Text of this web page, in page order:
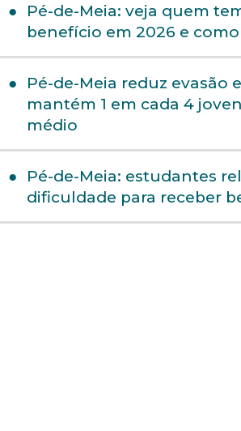
Pé-de-Meia: veja quem
benefício em 2026 e
Pé-de-Meia reduz evasão
mantém 1 em cada 4
médio
Pé-de-Meia: estudantes
dificuldade para receber